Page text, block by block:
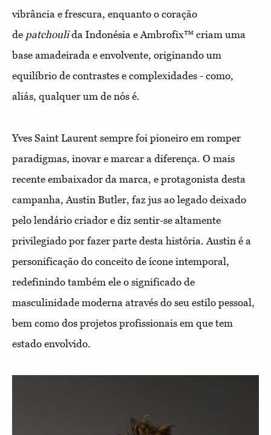
vibrância e frescura, enquanto o coração
de patchoulida Indonésia e Ambrofix™ criam uma
base amadeirada e envolvente, originando um
equilíbrio de contrastes e complexidades - como,
aliás, qualquer um de nós é.
Yves Saint Laurent sempre foi pioneiro em romper
paradigmas, inovar e marcar a diferença. O mais
recente embaixador da marca, e protagonista desta
campanha, Austin Butler, faz jus ao legado deixado
pelo lendário criador e diz sentir-se altamente
privilegiado por fazer parte desta história. Austin é a
personificação do conceito de ícone intemporal,
redefinindo também ele o significado de
masculinidade moderna através do seu estilo pessoal,
bem como dos projetos profissionais em que tem
estado envolvido.